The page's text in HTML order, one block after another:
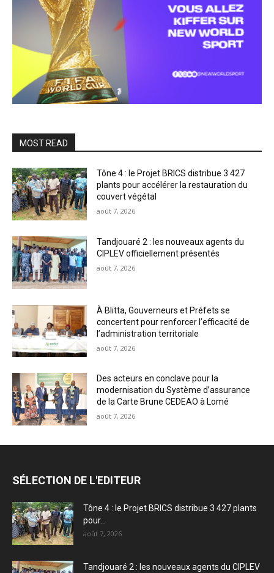
MOST READ
Tône 4 : le Projet BRICS distribue 3 427
plants pour accélérer la restauration du
couvert végétal
août 7, 2026
Tandjouaré 2 : les nouveaux agents du
CIPLEV officiellement présentés
août 7, 2026
À Blitta, Gouverneurs et Préfets se
concertent pour renforcer l’efficacité de
l’administration territoriale
août 7, 2026
Des acteurs en conclave pour la
modernisation du Système d’assurance
de la Carte Brune CEDEAO à Lomé
août 7, 2026
SÉLECTION DE L'EDITEUR
Tône 4 : le Projet BRICS distribue 3 427 plants
pour...
août 7, 2026
Tandjouaré 2 : les nouveaux agents du CIPLEV